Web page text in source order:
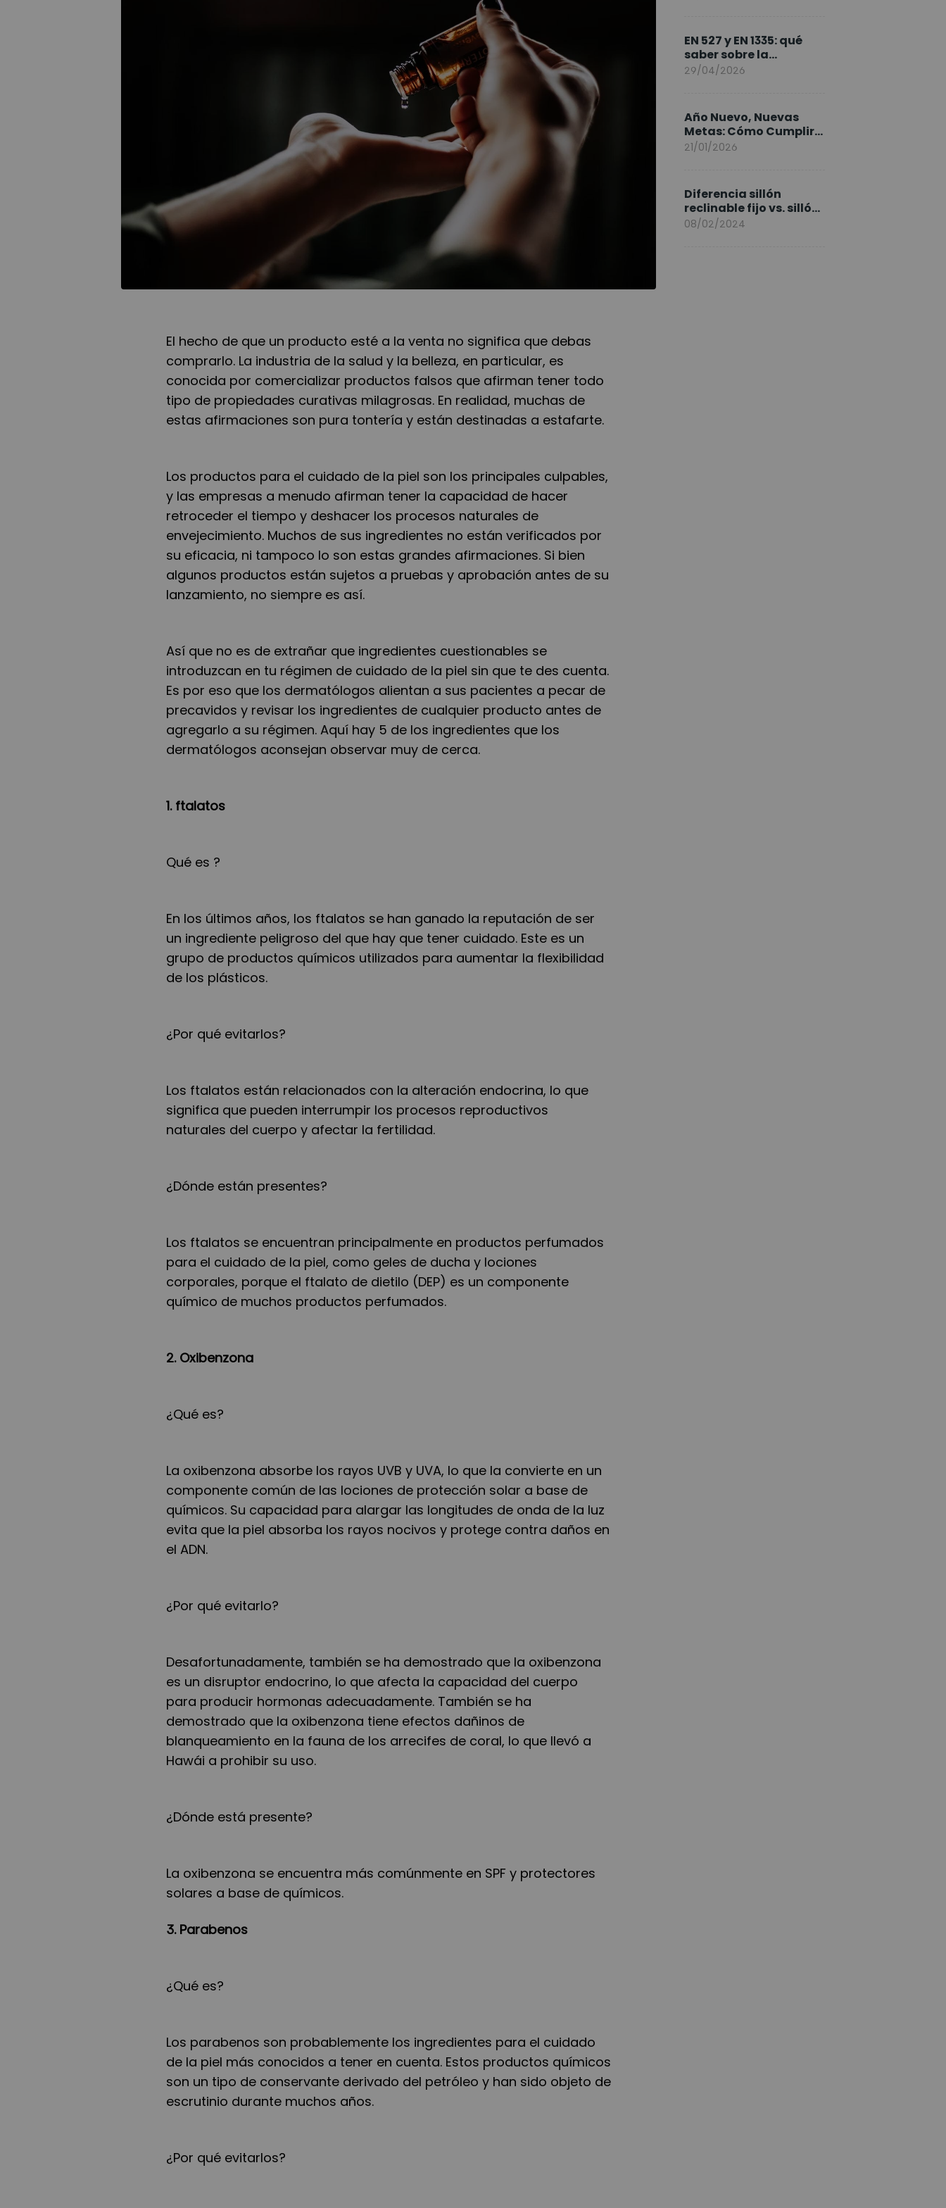
El hecho de que un producto esté a la venta no significa que debas
comprarlo. La industria de la salud y la belleza, en particular, es
conocida por comercializar productos falsos que afirman tener todo
tipo de propiedades curativas milagrosas. En realidad, muchas de
estas afirmaciones son pura tontería y están destinadas a estafarte.
Los productos para el cuidado de la piel son los principales culpables,
y las empresas a menudo afirman tener la capacidad de hacer
retroceder el tiempo y deshacer los procesos naturales de
envejecimiento. Muchos de sus ingredientes no están verificados por
su eficacia, ni tampoco lo son estas grandes afirmaciones. Si bien
algunos productos están sujetos a pruebas y aprobación antes de su
lanzamiento, no siempre es así.
Así que no es de extrañar que ingredientes cuestionables se
introduzcan en tu régimen de cuidado de la piel sin que te des cuenta.
Es por eso que los dermatólogos alientan a sus pacientes a pecar de
precavidos y revisar los ingredientes de cualquier producto antes de
agregarlo a su régimen. Aquí hay 5 de los ingredientes que los
dermatólogos aconsejan observar muy de cerca.
1. ftalatos
Qué es ?
En los últimos años, los ftalatos se han ganado la reputación de ser
un ingrediente peligroso del que hay que tener cuidado. Este es un
grupo de productos químicos utilizados para aumentar la flexibilidad
de los plásticos.
¿Por qué evitarlos?
Los ftalatos están relacionados con la alteración endocrina, lo que
significa que pueden interrumpir los procesos reproductivos
naturales del cuerpo y afectar la fertilidad.
¿Dónde están presentes?
Los ftalatos se encuentran principalmente en productos perfumados
para el cuidado de la piel, como geles de ducha y lociones
corporales, porque el ftalato de dietilo (DEP) es un componente
químico de muchos productos perfumados.
2. Oxibenzona
¿Qué es?
La oxibenzona absorbe los rayos UVB y UVA, lo que la convierte en un
componente común de las lociones de protección solar a base de
químicos. Su capacidad para alargar las longitudes de onda de la luz
evita que la piel absorba los rayos nocivos y protege contra daños en
el ADN.
¿Por qué evitarlo?
Desafortunadamente, también se ha demostrado que la oxibenzona
es un disruptor endocrino, lo que afecta la capacidad del cuerpo
para producir hormonas adecuadamente. También se ha
demostrado que la oxibenzona tiene efectos dañinos de
blanqueamiento en la fauna de los arrecifes de coral, lo que llevó a
Hawái a prohibir su uso.
¿Dónde está presente?
La oxibenzona se encuentra más comúnmente en SPF y protectores
solares a base de químicos.
3. Parabenos
¿Qué es?
Los parabenos son probablemente los ingredientes para el cuidado
de la piel más conocidos a tener en cuenta. Estos productos químicos
son un tipo de conservante derivado del petróleo y han sido objeto de
escrutinio durante muchos años.
¿Por qué evitarlos?
EN 527 y EN 1335: qué
saber sobre la
normativa de los
29/04/2026
Año Nuevo, Nuevas
Metas: Cómo Cumplir
tus Objetivos Fitness
21/01/2026
Diferencia sillón
reclinable fijo vs. sillón
elevable
08/02/2024